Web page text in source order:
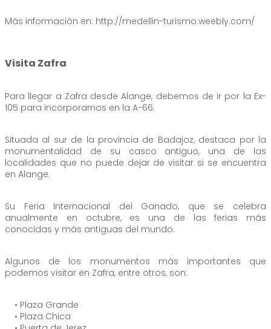
Más información en: http://medellin-turismo.weebly.com/
Visita Zafra
Para llegar a Zafra desde Alange, debemos de ir por la Ex-
105 para incorporarnos en la A-66.
Situada al sur de la provincia de Badajoz, destaca por la
monumentalidad de su casco antiguo, una de las
localidades que no puede dejar de visitar si se encuentra
en Alange.
Su Feria Internacional del Ganado, que se celebra
anualmente en octubre, es una de las ferias más
conocidas y más antiguas del mundo.
Algunos de los monumentos más importantes que
podemos visitar en Zafra, entre otros, son:
• Plaza Grande
• Plaza Chica